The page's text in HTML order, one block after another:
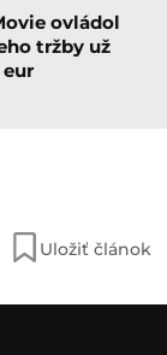
ovládol
tržby už
Uložiť článok